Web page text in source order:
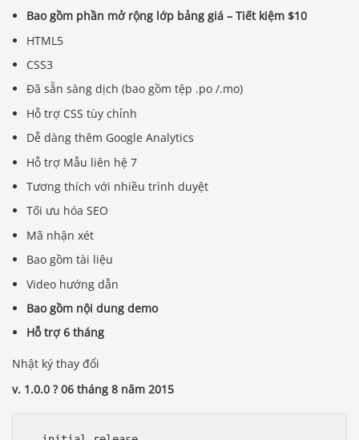
Bao gồm phần mở rộng lớp bảng giá – Tiết kiệm $10
HTML5
CSS3
Đã sẵn sàng dịch (bao gồm tệp .po /.mo)
Hỗ trợ CSS tùy chỉnh
Dễ dàng thêm Google Analytics
Hỗ trợ Mẫu liên hệ 7
Tương thích với nhiều trình duyệt
Tối ưu hóa SEO
Mã nhận xét
Bao gồm tài liệu
Video hướng dẫn
Bao gồm nội dung demo
Hỗ trợ 6 tháng
Nhật ký thay đổi
v. 1.0.0 ? 06 tháng 8 năm 2015